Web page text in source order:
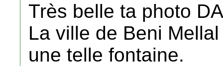
Très belle ta photo
La ville de Beni
une telle fontaine.